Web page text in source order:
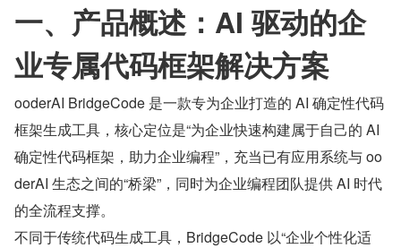
一、产品概述：AI 驱动的企
业专属代码框架解决方案
ooderAI BridgeCode 是一款专为企业打造的 AI 确定性代码
框架生成工具，核心定位是“为企业快速构建属于自己的 AI
确定性代码框架，助力企业编程”，充当已有应用系统与 oo
derAI 生态之间的“桥梁”，同时为企业编程团队提供 AI 时代
的全流程支撑。
不同于传统代码生成工具，BridgeCode 以“企业个性化适